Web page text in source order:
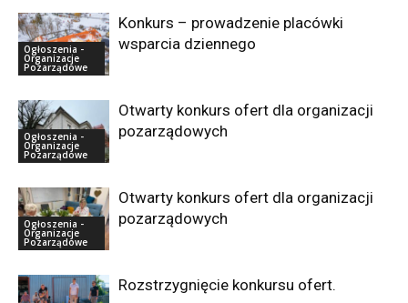
Ogłoszenia -
Organizacje
Pozarządowe
Konkurs – prowadzenie placówki
wsparcia dziennego
Ogłoszenia -
Organizacje
Pozarządowe
Otwarty konkurs ofert dla organizacji
pozarządowych
Ogłoszenia -
Organizacje
Pozarządowe
Otwarty konkurs ofert dla organizacji
pozarządowych
Rozstrzygnięcie konkursu ofert.